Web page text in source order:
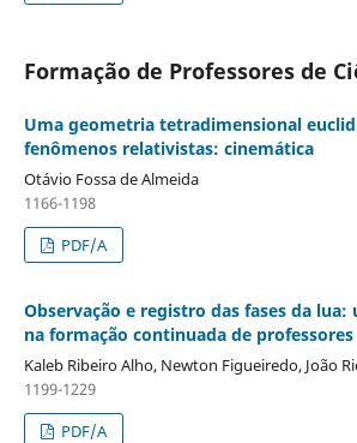
Formação de Professores de
Uma geometria tetradimensional
fenômenos relativistas: cinemática
Otávio Fossa de Almeida
1166-1198
PDF/A
Observação e registro das fases da lua:
na formação continuada de professores
Kaleb Ribeiro Alho, Newton Figueiredo, João
1199-1229
PDF/A